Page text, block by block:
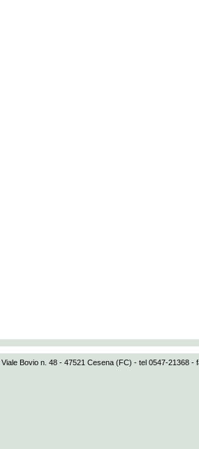
Viale Bovio n. 48 - 47521 Cesena (FC) - tel 0547-21368 -